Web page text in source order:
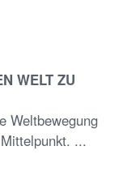
WELT ZU
Weltbewegung
...